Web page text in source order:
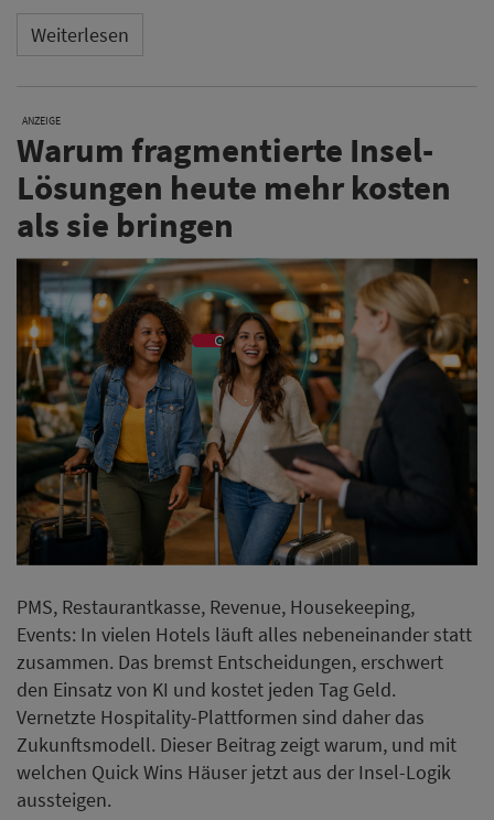
Weiterlesen
ANZEIGE
Warum fragmentierte Insel-
Lösungen heute mehr kosten
als sie bringen
PMS, Restaurantkasse, Revenue, Housekeeping,
Events: In vielen Hotels läuft alles nebeneinander statt
zusammen. Das bremst Entscheidungen, erschwert
den Einsatz von KI und kostet jeden Tag Geld.
Vernetzte Hospitality-Plattformen sind daher das
Zukunftsmodell. Dieser Beitrag zeigt warum, und mit
welchen Quick Wins Häuser jetzt aus der Insel-Logik
aussteigen.